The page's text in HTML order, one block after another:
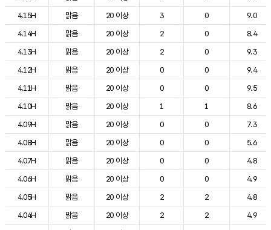
4.15H
맑음 20 이상 3 0
9.0
4.14H
맑음 20 이상 2 0
8.4
4.13H
맑음 20 이상 2 0
9.3
4.12H
맑음 20 이상 0 0
9.4
4.11H
맑음 20 이상 0 0
9.5
4.10H
맑음 20 이상 1 1
8.6
4.09H
맑음 20 이상 0 0
7.3
4.08H
맑음 20 이상 0 0
5.6
4.07H
맑음 20 이상 0 0
4.8
4.06H
맑음 20 이상 0 0
4.9
4.05H
맑음 20 이상 2 2
4.8
4.04H
맑음 20 이상 2 2
4.9